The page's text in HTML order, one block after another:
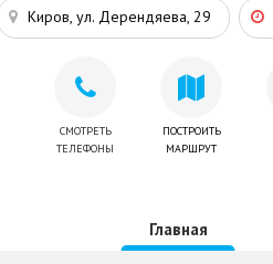
Киров, ул. Дерендяева, 29
СМОТРЕТЬ
ТЕЛЕФОНЫ
ПОСТРОИТЬ
МАРШРУТ
Главная